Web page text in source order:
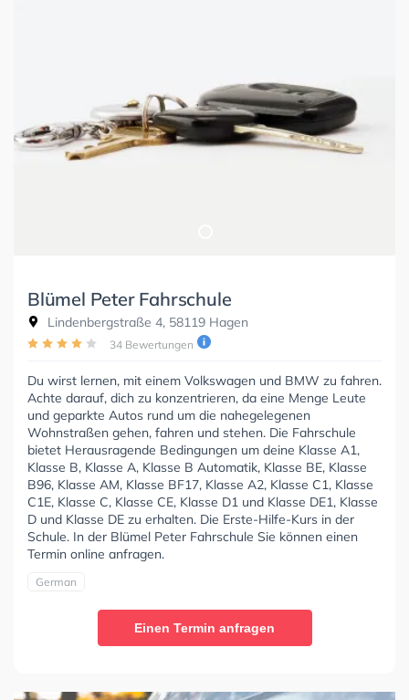
Blümel Peter Fahrschule
Lindenbergstraße 4, 58119 Hagen
34 Bewertungen
Du wirst lernen, mit einem Volkswagen und BMW zu fahren.
Achte darauf, dich zu konzentrieren, da eine Menge Leute
und geparkte Autos rund um die nahegelegenen
Wohnstraßen gehen, fahren und stehen. Die Fahrschule
bietet Herausragende Bedingungen um deine Klasse A1,
Klasse B, Klasse A, Klasse B Automatik, Klasse BE, Klasse
B96, Klasse AM, Klasse BF17, Klasse A2, Klasse C1, Klasse
C1E, Klasse C, Klasse CE, Klasse D1 und Klasse DE1, Klasse
D und Klasse DE zu erhalten. Die Erste-Hilfe-Kurs in der
Schule. In der Blümel Peter Fahrschule Sie können einen
Termin online anfragen.
German
Einen Termin anfragen